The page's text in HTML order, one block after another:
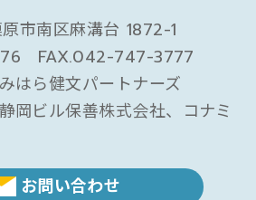
市南区麻溝台 1872-1
FAX.042-747-3777
はら健文パートナーズ
岡ビル保善株式会社、コナミ
お問い合わせ